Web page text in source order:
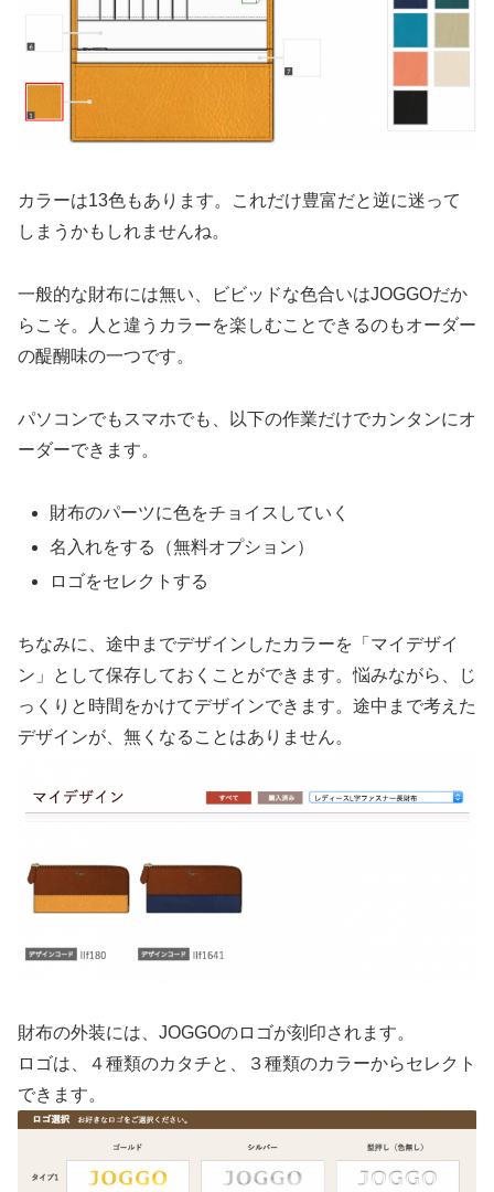
カラーは13色もあります。これだけ豊富だと逆に迷って
しまうかもしれませんね。
一般的な財布には無い、ビビッドな色合いはJOGGOだか
らこそ。人と違うカラーを楽しむことできるのもオーダー
の醍醐味の一つです。
パソコンでもスマホでも、以下の作業だけでカンタンにオ
ーダーできます。
財布のパーツに色をチョイスしていく
名入れをする（無料オプション）
ロゴをセレクトする
ちなみに、途中までデザインしたカラーを「マイデザイ
ン」として保存しておくことができます。悩みながら、じ
っくりと時間をかけてデザインできます。途中まで考えた
デザインが、無くなることはありません。
財布の外装には、JOGGOのロゴが刻印されます。
ロゴは、４種類のカタチと、３種類のカラーからセレクト
できます。